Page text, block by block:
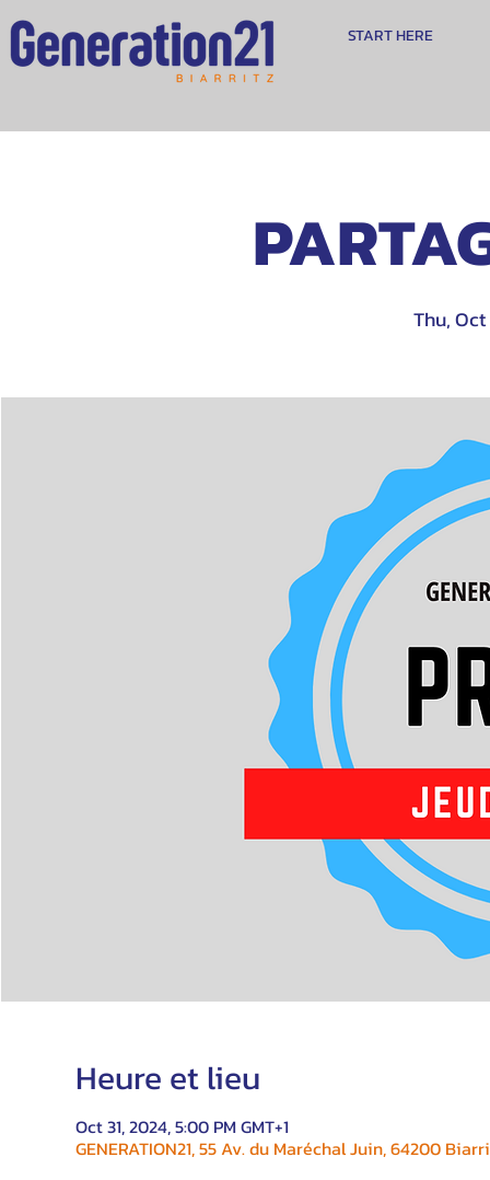
START HERE
Thu, Oct
Heure et lieu
Oct 31, 2024, 5:00 PM GMT+1
GENERATION21, 55 Av. du Maréchal Juin, 64200